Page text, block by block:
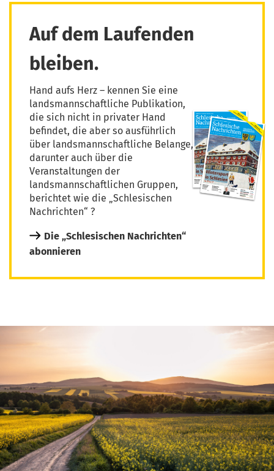
Auf dem Laufenden
bleiben.
Hand aufs Herz – kennen Sie eine
landsmannschaftliche Publikation,
die sich nicht in privater Hand
befindet, die aber so ausführlich
über landsmannschaftliche Belange,
darunter auch über die
Veranstaltungen der
landsmannschaftlichen Gruppen,
berichtet wie die „Schlesischen
Nachrichten“ ?
Die „Schlesischen Nachrichten“
abonnieren